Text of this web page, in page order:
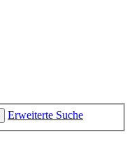
Erweiterte Suche